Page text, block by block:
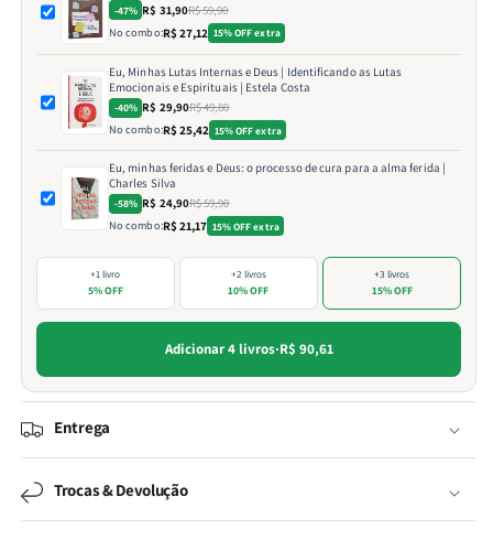
-47% R$ 31,90R$ 59,90
No combo:R$ 27,12 15% OFF extra
Eu, Minhas Lutas Internas e Deus | Identificando as Lutas
Emocionais e Espirituais | Estela Costa
-40% R$ 29,90R$ 49,80
No combo:R$ 25,42 15% OFF extra
Eu, minhas feridas e Deus: o processo de cura para a alma ferida |
Charles Silva
-58% R$ 24,90R$ 59,90
No combo:R$ 21,17 15% OFF extra
+1 livro
5% OFF
+2 livros
10% OFF
+3 livros
15% OFF
Adicionar 4 livros·R$ 90,61
Entrega
Trocas & Devolução